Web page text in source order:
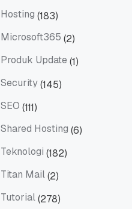
Hosting (183)
Microsoft365 (2)
Produk Update (1)
Security(145)
SEO (111)
Shared Hosting (6)
Teknologi (182)
Titan Mail(2)
Tutorial(278)